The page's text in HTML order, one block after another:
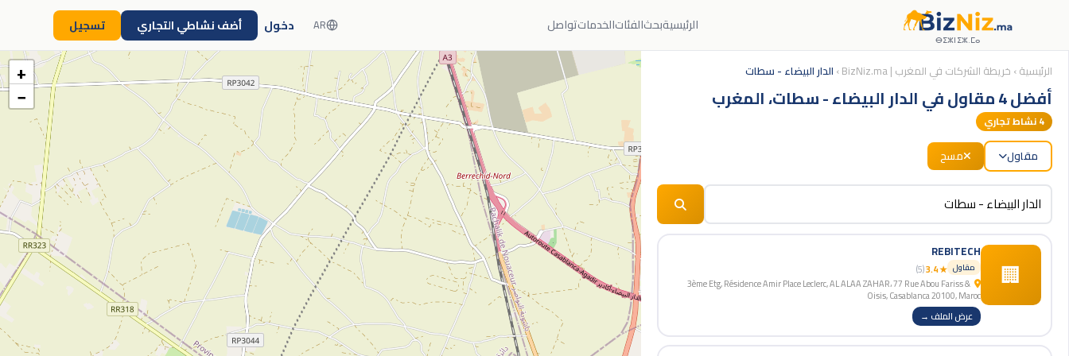
ⴱⵉⵣⵏⵉⵣ.ⵎⴰ
الرئيسيةبحثالفئاتالخدماتتواصل AR دخول أضف نشاطي التجاري تسجيل
الرئيسية› خريطة الشركات في المغرب | BizNiz.ma › الدار البيضاء - سطات
أفضل 4 مقاول في الدار البيضاء - سطات، المغرب
4نشاط تجاري
مقاول مسح
🏢
REBITECH
مقاول ★ 3.4
(5)
3ème Etg, Résidence Amir Place Leclerc, AL ALAA ZAHAR، 77 Rue Abou Fariss &
Oisis, Casablanca 20100, Maroc
عرض الملف →
+
−